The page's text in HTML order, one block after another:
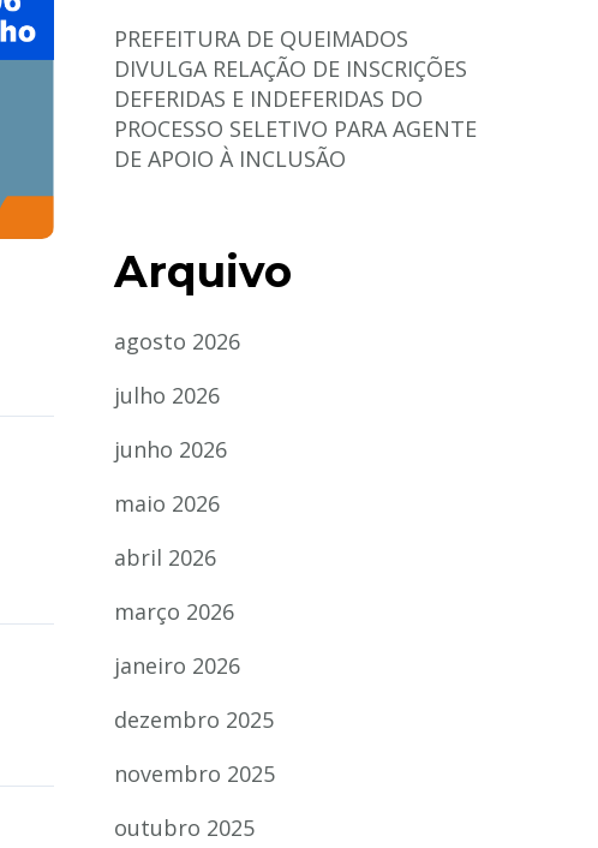
PREFEITURA DE QUEIMADOS
DIVULGA RELAÇÃO DE INSCRIÇÕES
DEFERIDAS E INDEFERIDAS DO
PROCESSO SELETIVO PARA AGENTE
DE APOIO À INCLUSÃO
Arquivo
agosto 2026
julho 2026
junho 2026
maio 2026
abril 2026
março 2026
janeiro 2026
dezembro 2025
novembro 2025
outubro 2025